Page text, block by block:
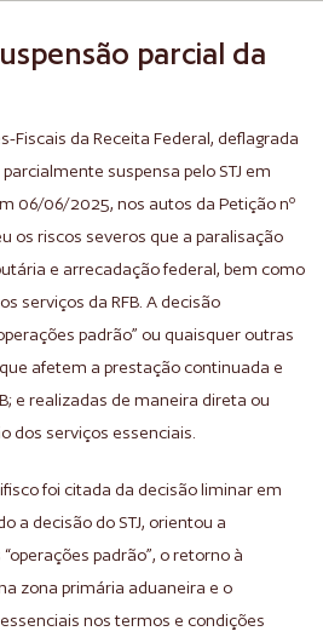
parcial da
Fiscais da Receita Federal, deflagrada
suspensa pelo STJ em
06/06/2025, nos autos da Petição nº
os riscos severos que a paralisação
e arrecadação federal, bem como
serviços da RFB. A decisão
padrão” ou quaisquer outras
afetem a prestação continuada e
e realizadas de maneira direta ou
dos serviços essenciais.
foi citada da decisão liminar em
a decisão do STJ, orientou a
padrão”, o retorno à
zona primária aduaneira e o
nos termos e condições